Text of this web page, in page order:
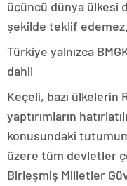
üçüncü dünya ülkesi
şekilde teklif
Türkiye yalnızca
dahil
Keçeli, bazı ülkelerin
yaptırımların
konusundaki
üzere tüm devletler
Birleşmiş Milletler